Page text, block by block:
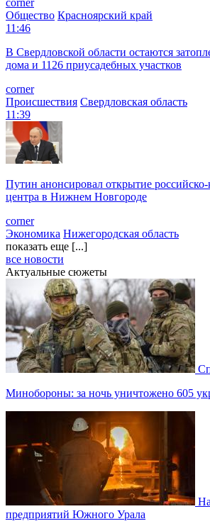
Общество Красноярский край
11:46
В Свердловской области остаются
дома и 1126 приусадебных участков
corner
Происшествия Свердловская область
11:39
Путин анонсировал открытие
центра в Нижнем Новгороде
corner
Экономика Нижегородская область
показать еще [...]
все новости
Актуальные сюжеты
Минобороны: за ночь уничтожено 605
предприятий Южного Урала